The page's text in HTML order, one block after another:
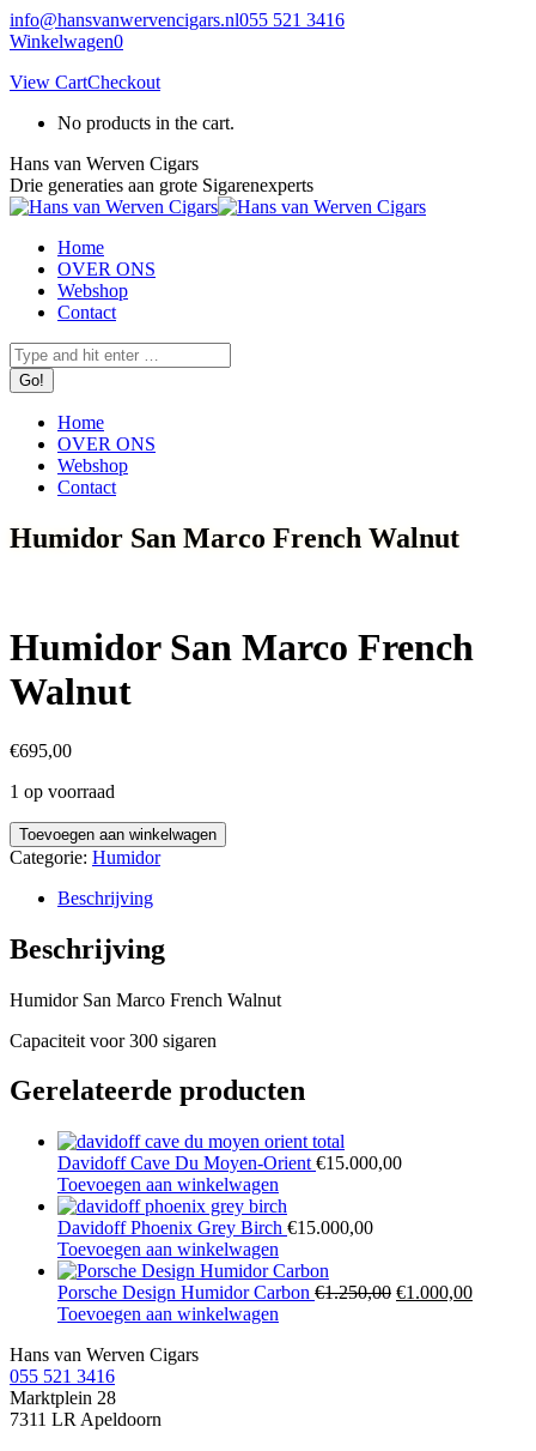
Skip
to
info@hansvanwervencigars.nl055 521 3416
Winkelwagen0
View CartCheckout
No products in the cart.
Hans van Werven Cigars
Drie generaties aan grote Sigarenexperts
Home
OVER ONS
Webshop
Contact
Facebook
page
opens
new
window
Instagram
page
opens
new
window
Search:
Home
OVER ONS
Webshop
Contact
Humidor San Marco French Walnut
Humidor San Marco French
Walnut
€695,00
1 op voorraad
Humidor
San
Marco
French
aantal
Toevoegen aan winkelwagen
Categorie: Humidor
Beschrijving
Beschrijving
Humidor San Marco French Walnut
Capaciteit voor 300 sigaren
Gerelateerde producten
Davidoff Cave Du Moyen-Orient €15.000,00
Toevoegen aan winkelwagen
Davidoff Phoenix Grey Birch €15.000,00
Toevoegen aan winkelwagen
Porsche Design Humidor Carbon €1.250,00 Oorspronkelijke
€1.000,00Huidige
Toevoegen aan winkelwagen
Hans van Werven Cigars
055 521 3416
Marktplein 28
7311 LR Apeldoorn